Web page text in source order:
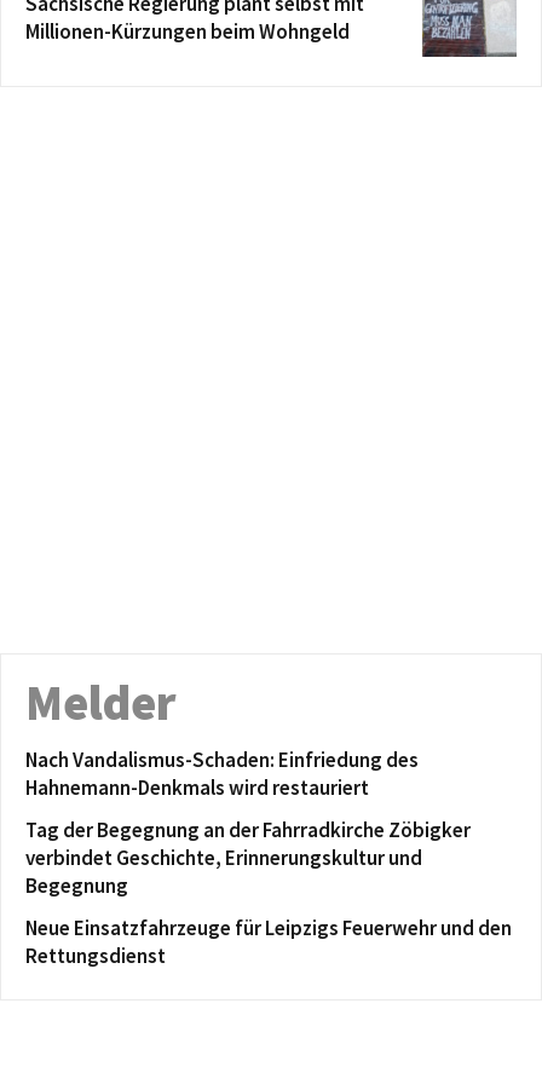
Millionen-Kürzungen beim Wohngeld
Melder
Nach Vandalismus-Schaden: Einfriedung des
Hahnemann-Denkmals wird restauriert
Tag der Begegnung an der Fahrradkirche Zöbigker
verbindet Geschichte, Erinnerungskultur und
Begegnung
Neue Einsatzfahrzeuge für Leipzigs Feuerwehr und den
Rettungsdienst